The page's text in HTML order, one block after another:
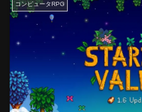
コンピュータRPG